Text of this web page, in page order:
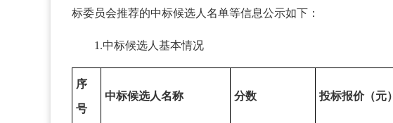
标委员会推荐的中标候选人名单等信息公示如下：
1.中标候选人基本情况
序
号
中标候选人名称 分数 投标报价（元）